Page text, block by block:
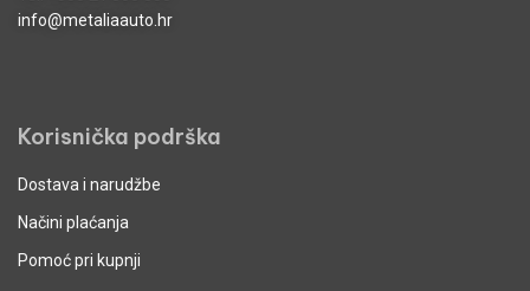
info@metaliaauto.hr
Korisnička podrška
Dostava i narudžbe
Načini plaćanja
Pomoć pri kupnji